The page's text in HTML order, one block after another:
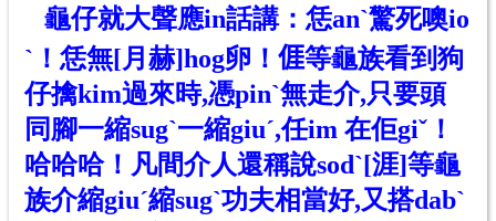
龜仔就大聲應in話講：恁anˋ驚死噢io
ˋ！ 恁無[月赫]hog卵！ 𠊎等龜族看到狗
仔擒kim過來時,憑pinˋ無走介,只要頭
同腳一縮sugˋ一縮giuˊ,任im 在佢giˇ！
哈哈哈！凡間介人還稱說sodˋ[涯]等龜
族介縮giuˊ縮sugˋ功夫相當好,又搭dabˋ